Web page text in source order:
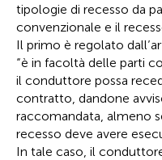
tipologie di recesso da
convenzionale e il
Il primo è regolato
“è in facoltà delle parti
il conduttore possa
contratto, dandone
raccomandata, almeno
recesso deve avere
In tale caso, il